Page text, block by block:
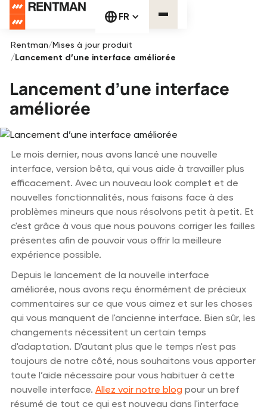
FR
Rentman/Mises à jour produit
/Lancement d’une interface améliorée
Lancement d’une interface
améliorée
Le mois dernier, nous avons lancé une nouvelle
interface, version bêta, qui vous aide à travailler plus
efficacement. Avec un nouveau look complet et de
nouvelles fonctionnalités, nous faisons face à des
problèmes mineurs que nous résolvons petit à petit. Et
c'est grâce à vous que nous pouvons corriger les failles
présentes afin de pouvoir vous offrir la meilleure
expérience possible.
Depuis le lancement de la nouvelle interface
améliorée, nous avons reçu énormément de précieux
commentaires sur ce que vous aimez et sur les choses
qui vous manquent de l'ancienne interface. Bien sûr, les
changements nécessitent un certain temps
d'adaptation. D'autant plus que le temps n'est pas
toujours de notre côté, nous souhaitons vous apporter
toute l’aide nécessaire pour vous habituer à cette
nouvelle interface. Allez voir notre blogpour un bref
résumé de tout ce qui est nouveau dans l'interface